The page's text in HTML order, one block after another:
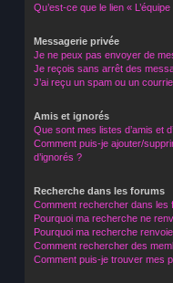
Qu’est-ce que le lien «
Messagerie privée
Je ne peux pas envoyer de
Je reçois sans arrêt des
J’ai reçu un spam ou un
Amis et ignorés
Que sont mes listes d’amis et
Comment puis-je ajouter/
d’ignorés ?
Recherche dans les forums
Comment rechercher dans les
Pourquoi ma recherche ne
Pourquoi ma recherche
Comment rechercher des
Comment puis-je trouver mes